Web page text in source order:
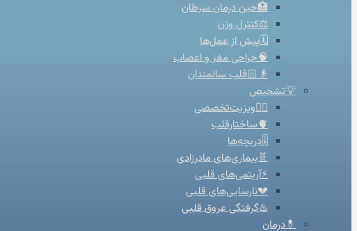
🏥حین درمان سرطان
⚖️کنترل وزن
🗓️پیش از عمل‌ها
🧠جراحی مغز و اعصاب
👴🏻قلب سالمندان
💡تشخیص
👨‍⚕️ویزیت‌تخصصی
🫀ساختارقلب
🎚️دریچه‌ها
🧬بیماری‌های مادرزادی
⚡آریتمی‌های قلبی
💔نارسایی‌های قلبی
♨️گرفتگی عروق قلبی
💊درمان